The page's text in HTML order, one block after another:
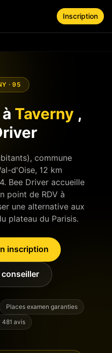
Inscription
· 95
Taverny ,
commune
d'Oise, 12 km
Bee Driver accueille
point de RDV à
une alternative aux
plateau du Parisis.
inscription
conseiller
Places examen garanties
481 avis